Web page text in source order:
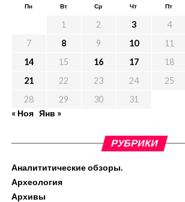
Пн Вт Ср Чт Пт
1 2 3 4
7
8 9 10 11
14
15 16 17 18
21
22 23 24 25
28
29 30
31
« Ноя Янв »
РУБРИКИ
Аналититические обзоры.
Археология
Архивы